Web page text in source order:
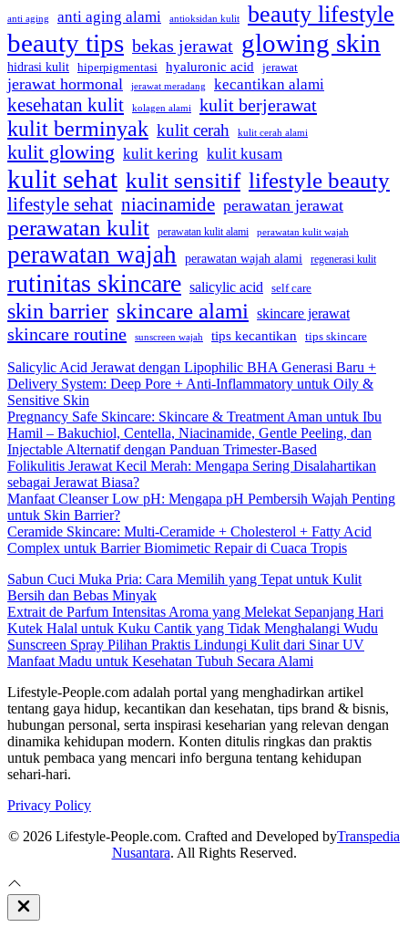
anti aging anti aging alami antioksidan kulit beauty lifestyle
beauty tips bekas jerawat glowing skin
hidrasi kulit hiperpigmentasi hyaluronic acid jerawat
jerawat hormonal jerawat meradang kecantikan alami
kesehatan kulit kolagen alami kulit berjerawat
kulit berminyak kulit cerah kulit cerah alami
kulit glowing kulit kering kulit kusam
kulit sehat kulit sensitif lifestyle beauty
lifestyle sehat niacinamide perawatan jerawat
perawatan kulit perawatan kulit alami perawatan kulit wajah
perawatan wajah perawatan wajah alami regenerasi kulit
rutinitas skincare salicylic acid self care
skin barrier skincare alami skincare jerawat
skincare routine sunscreen wajah tips kecantikan tips skincare
Salicylic Acid Jerawat dengan Lipophilic BHA Generasi Baru +
Delivery System: Deep Pore + Anti-Inflammatory untuk Oily &
Sensitive Skin
Pregnancy Safe Skincare: Skincare & Treatment Aman untuk Ibu
Hamil – Bakuchiol, Centella, Niacinamide, Gentle Peeling, dan
Injectable Alternatif dengan Panduan Trimester-Based
Folikulitis Jerawat Kecil Merah: Mengapa Sering Disalahartikan
sebagai Jerawat Biasa?
Manfaat Cleanser Low pH: Mengapa pH Pembersih Wajah Penting
untuk Skin Barrier?
Ceramide Skincare: Multi-Ceramide + Cholesterol + Fatty Acid
Complex untuk Barrier Biomimetic Repair di Cuaca Tropis
Sabun Cuci Muka Pria: Cara Memilih yang Tepat untuk Kulit
Bersih dan Bebas Minyak
Extrait de Parfum Intensitas Aroma yang Melekat Sepanjang Hari
Kutek Halal untuk Kuku Cantik yang Tidak Menghalangi Wudu
Sunscreen Spray Pilihan Praktis Lindungi Kulit dari Sinar UV
Manfaat Madu untuk Kesehatan Tubuh Secara Alami
Lifestyle-People.com adalah portal yang menghadirkan artikel
tentang gaya hidup, kecantikan dan kesehatan, tips brand & bisnis,
hubungan personal, serta inspirasi keseharian yang relevan dengan
dinamika kehidupan modern. Konten ditulis ringkas dan praktis
untuk pembaca yang mencari info berguna tentang kehidupan
sehari-hari.
Privacy Policy
© 2026 Lifestyle-People.com. Crafted and Developed byTranspedia
Nusantara. All Rights Reserved.
Close
Off